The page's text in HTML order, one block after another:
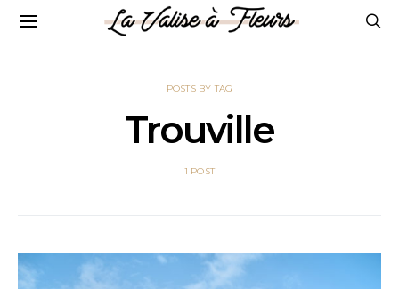
POSTS BY TAG
Trouville
1 POST